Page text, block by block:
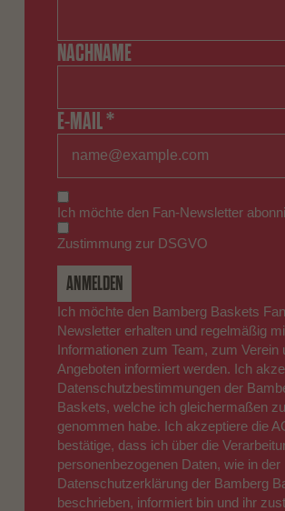
NACHNAME
E-MAIL *
Ich möchte den Fan-Newsletter
Zustimmung zur DSGVO
ANMELDEN
Ich möchte den Bamberg Baskets
Newsletter erhalten und regelmäßig
Informationen zum Team, zum Verein
Angeboten informiert werden. Ich
Datenschutzbestimmungen der
Baskets, welche ich gleichermaßen
genommen habe. Ich akzeptiere die
bestätige, dass ich über die
personenbezogenen Daten, wie in der
Datenschutzerklärung der Bamberg
beschrieben, informiert bin und ihr